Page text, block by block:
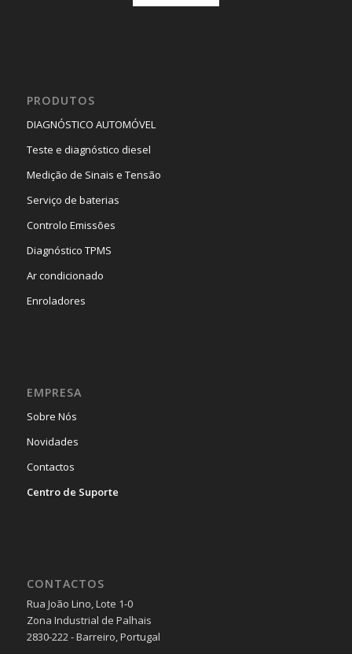
PRODUTOS
DIAGNÓSTICO AUTOMÓVEL
Teste e diagnóstico diesel
Medição de Sinais e Tensão
Serviço de baterias
Controlo Emissões
Diagnóstico TPMS
Ar condicionado
Enroladores
EMPRESA
Sobre Nós
Novidades
Contactos
Centro de Suporte
CONTACTOS
Rua João Lino, Lote 1-0
Zona Industrial de Palhais
2830-222 - Barreiro, Portugal